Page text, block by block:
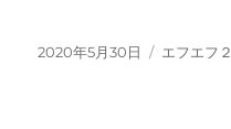
投
2020年5月30日
カ
エフエフ２